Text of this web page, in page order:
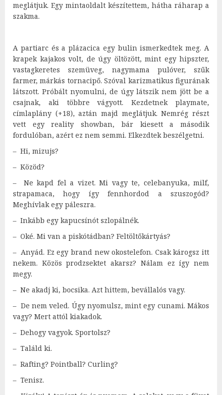
meglátjuk. Egy mintaoldalt készítettem, hátha ráharap a
szakma.
A partiarc és a plázacica egy bulin ismerkedtek meg. A
krapek kajakos volt, de úgy öltözött, mint egy hipszter,
vastagkeretes szemüveg, nagymama pulóver, szűk
farmer, márkás tornacipő. Szóval karizmatikus figurának
látszott. Próbált nyomulni, de úgy látszik nem jött be a
csajnak, aki többre vágyott. Kezdetnek playmate,
címlaplány (+18), aztán majd meglátjuk. Nemrég részt
vett egy reality showban, bár kiesett a második
fordulóban, azért ez nem semmi. Elkezdtek beszélgetni.
– Hi, mizujs?
– Közöd?
– Ne kapd fel a vizet. Mi vagy te, celebanyuka, milf,
strapamaca, hogy így fennhordod a szuszogód?
Meghívlak egy páleszra.
– Inkább egy kapucsínót szlopálnék.
– Oké. Mi van a piskótádban? Feltöltőkártyás?
– Anyád. Ez egy brand new okostelefon. Csak károgsz itt
nekem. Közös prodzsektet akarsz? Nálam ez így nem
megy.
– Ne akadj ki, bocsika. Azt hittem, bevállalós vagy.
– De nem veled. Úgy nyomulsz, mint egy cunami. Mákos
vagy? Mert attól kiakadok.
– Dehogy vagyok. Sportolsz?
– Találd ki.
– Rafting? Pointball? Curling?
– Tenisz.